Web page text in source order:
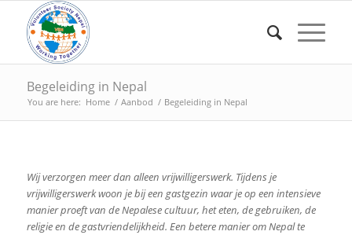
Begeleiding in Nepal
You are here: Home / Aanbod / Begeleiding in Nepal
Wij verzorgen meer dan alleen vrijwilligerswerk. Tijdens je
vrijwilligerswerk woon je bij een gastgezin waar je op een intensieve
manier proeft van de Nepalese cultuur, het eten, de gebruiken, de
religie en de gastvriendelijkheid. Een betere manier om Nepal te